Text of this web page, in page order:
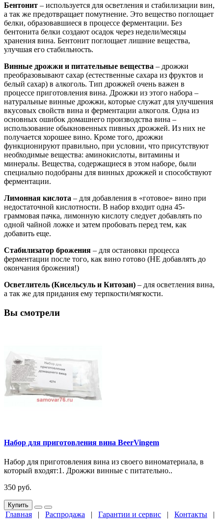
Бентонит – используется для осветления и стабилизации вин,
а так же предотвращает помутнение. Это вещество поглощает
белки, образовавшиеся в процессе ферментации. Без
бентонита белки создают осадок через недели/месяцы
хранения вина. Бентонит поглощает лишние вещества,
улучшая его стабильность.
Винные дрожжи и питательные вещества – дрожжи
преобразовывают сахар (естественные сахара из фруктов и
белый сахар) в алкоголь. Тип дрожжей очень важен в
процессе приготовления вина. Дрожжи из этого набора –
натуральные винные дрожжи, которые служат для улучшения
вкусовых свойств вина и ферментации алкоголя. Одна из
основных ошибок домашнего производства вина –
использование обыкновенных пивных дрожжей. Из них не
получается хорошее вино. Кроме того, дрожжи
функционируют правильно, при условии, что присутствуют
необходимые вещества: аминокислоты, витамины и
минералы. Вещества, содержащиеся в этом наборе, были
специально подобраны для винных дрожжей и способствуют
ферментации.
Лимонная кислота – для добавления в «готовое» вино при
недостаточной кислотности. В набор входит одна 45-
граммовая пачка, лимонную кислоту следует добавлять по
одной чайной ложке и затем пробовать перед тем, как
добавить еще.
Стабилизатор брожения – для остановки процесса
ферментации после того, как вино готово (НЕ добавлять до
окончания брожения!)
Осветлитель (Кисельсуль и Китозан) – для осветления вина,
а так же для придания ему терпкости/мягкости.
Вы смотрели
Набор для приготовления вина BeerVingem
Набор для приготовления вина из своего виноматериала, в
который входят:1. Дрожжи винные с питательно..
350 руб.
Купить
Главная | Распродажа | Гарантии и сервис | Контакты |